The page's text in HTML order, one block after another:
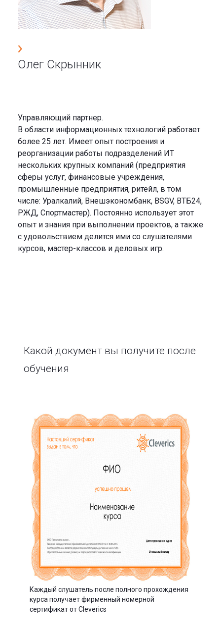
Олег Скрынник
Управляющий партнер.
В области информационных технологий работает
более 25 лет. Имеет опыт построения и
реорганизации работы подразделений ИТ
нескольких крупных компаний (предприятия
сферы услуг, финансовые учреждения,
промышленные предприятия, ритейл, в том
числе: Уралкалий, Внешэкономбанк, BSGV, ВТБ24,
РЖД, Спортмастер). Постоянно использует этот
опыт и знания при выполнении проектов, а также
с удовольствием делится ими со слушателями
курсов, мастер-классов и деловых игр.
Какой документ вы получите после
обучения
Каждый слушатель после полного прохождения
курса получает фирменный номерной
сертификат от Cleverics